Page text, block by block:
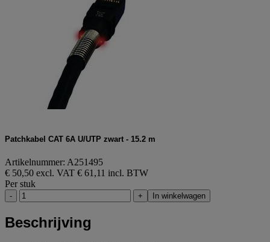
Patchkabel CAT 6A U/UTP zwart - 15.2 m
Artikelnummer: A251495
€ 50,50 excl. VAT € 61,11 incl. BTW
Per stuk
- + In winkelwagen
Beschrijving